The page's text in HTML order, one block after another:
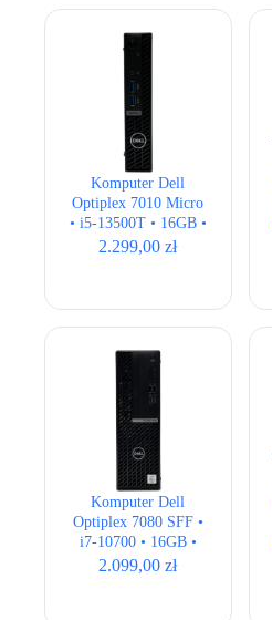
Komputer Dell
Optiplex 7010 Micro
• i5-13500T • 16GB •
256GB • UHD 770 •
2.299,00zł
Komputer Dell
Optiplex 7080 SFF •
i7-10700 • 16GB •
256GB • Intel UHD
2.099,00zł